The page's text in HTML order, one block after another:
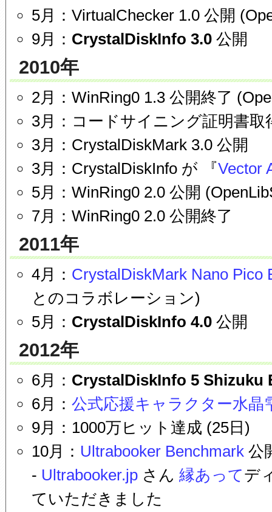
5月：VirtualChecker 1.0 公開
9月： CrystalDiskInfo 3.0 公開
2010年
2月：WinRing0 1.3 公開終了
3月：コードサイニング証明書取
3月：CrystalDiskMark 3.0 公開
3月：CrystalDiskInfo が 『Vector
5月：WinRing0 2.0 公開
7月：WinRing0 2.0 公開終了
2011年
4月： CrystalDiskMark Nano Pico
とのコラボレーション)
5月： CrystalDiskInfo 4.0 公開
2012年
6月： CrystalDiskInfo 5
6月： 公式応援キャラクター水晶
9月：1000万ヒット達成 (25日)
10月： Ultrabooker Benchmark 公
- Ultrabooker.jp さん 縁あってデ
ていただきました